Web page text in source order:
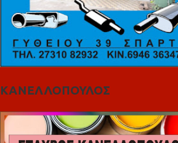
ΚΑΝΕΛΛΟΠΟΥΛΟΣ